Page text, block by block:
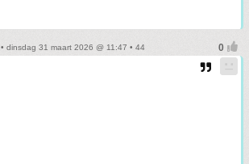
• dinsdag 31 maart 2026 @ 11:47 • 44